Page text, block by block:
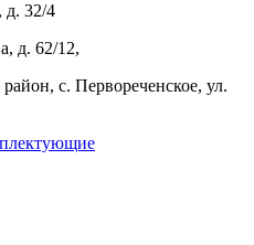
д. 32/4
д. 62/12,
с. Первореченское, ул.